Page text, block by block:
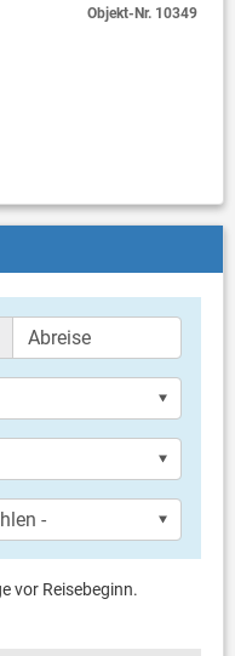
Objekt-Nr. 10349
vor Reisebeginn.